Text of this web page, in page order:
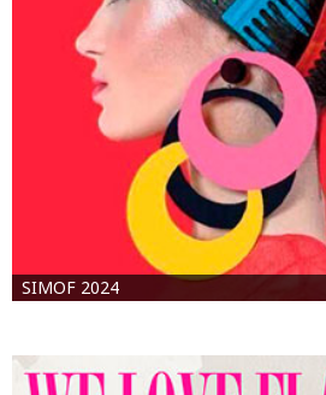
SIMOF 2024